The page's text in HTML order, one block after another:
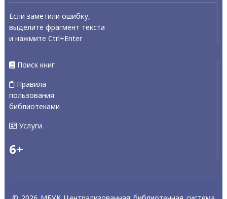
Если заметили ошибку,
выделите фрагмент текста
и нажмите Ctrl+Enter
Поиск книг
Правила
пользования
библиотеками
Услуги
6+